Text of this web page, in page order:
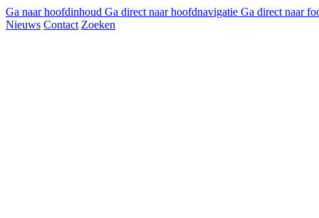
Ga naar hoofdinhoud Ga direct naar hoofdnavigatie Ga direct naar
Nieuws Contact Zoeken